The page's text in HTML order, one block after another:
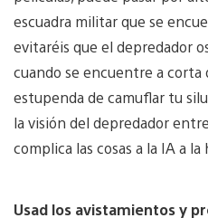
escuadra militar que se
evitaréis que el depredador
cuando se encuentre a corta
estupenda de camuflar tu
la visión del depredador
complica las cosas a la IA a
Usad los avistamientos y